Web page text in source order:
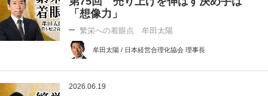
「想像力」
繁栄への着眼点 牟田太陽
牟田太陽 / 日本経営合理化協会 理事長
2026.06.19